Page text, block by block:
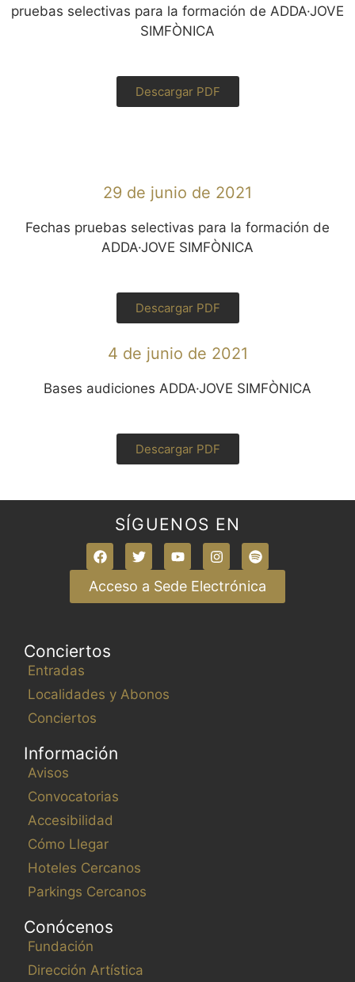
pruebas selectivas para la formación de ADDA·JOVE
SIMFÒNICA
Descargar PDF
29 de junio de 2021
Fechas pruebas selectivas para la formación de
ADDA·JOVE SIMFÒNICA
Descargar PDF
4 de junio de 2021
Bases audiciones ADDA·JOVE SIMFÒNICA
Descargar PDF
SÍGUENOS EN
Acceso a Sede Electrónica
Conciertos
Entradas
Localidades y Abonos
Conciertos
Información
Avisos
Convocatorias
Accesibilidad
Cómo Llegar
Hoteles Cercanos
Parkings Cercanos
Conócenos
Fundación
Dirección Artística